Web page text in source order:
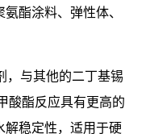
酯涂料、弹性体、
，与其他的二丁基锡
酸酯反应具有更高的
解稳定性，适用于硬